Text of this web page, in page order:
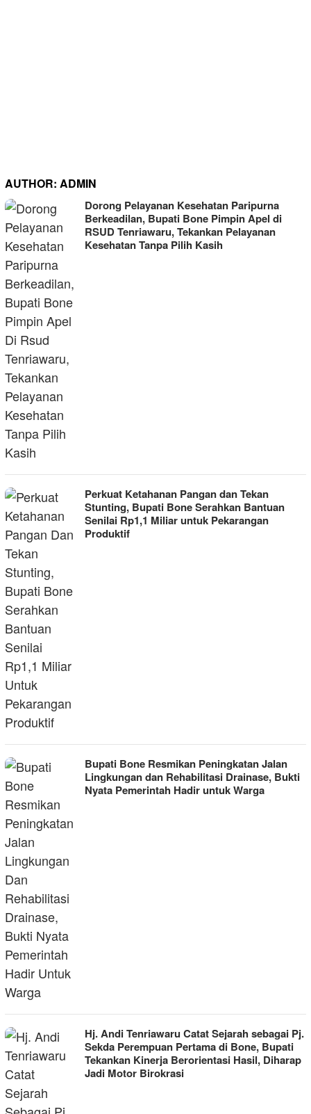
AUTHOR: ADMIN
Dorong Pelayanan Kesehatan Paripurna
Berkeadilan, Bupati Bone Pimpin Apel di
RSUD Tenriawaru, Tekankan Pelayanan
Kesehatan Tanpa Pilih Kasih
Perkuat Ketahanan Pangan dan Tekan
Stunting, Bupati Bone Serahkan Bantuan
Senilai Rp1,1 Miliar untuk Pekarangan
Produktif
Bupati Bone Resmikan Peningkatan Jalan
Lingkungan dan Rehabilitasi Drainase, Bukti
Nyata Pemerintah Hadir untuk Warga
Hj. Andi Tenriawaru Catat Sejarah sebagai Pj.
Sekda Perempuan Pertama di Bone, Bupati
Tekankan Kinerja Berorientasi Hasil, Diharap
Jadi Motor Birokrasi